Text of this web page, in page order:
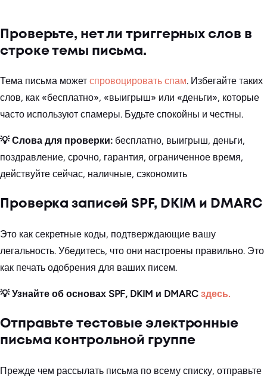
Проверьте, нет ли триггерных слов в
строке темы письма.
Тема письма может спровоцировать спам. Избегайте таких
слов, как «бесплатно», «выигрыш» или «деньги», которые
часто используют спамеры. Будьте спокойны и честны.
💡 Слова для проверки: бесплатно, выигрыш, деньги,
поздравление, срочно, гарантия, ограниченное время,
действуйте сейчас, наличные, сэкономить
Проверка записей SPF, DKIM и DMARC
Это как секретные коды, подтверждающие вашу
легальность. Убедитесь, что они настроены правильно. Это
как печать одобрения для ваших писем.
💡 Узнайте об основах SPF, DKIM и DMARC здесь.
Отправьте тестовые электронные
письма контрольной группе
Прежде чем рассылать письма по всему списку, отправьте